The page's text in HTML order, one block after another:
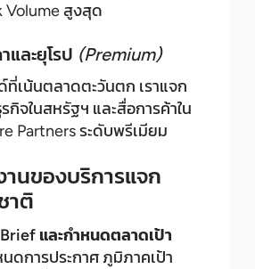
Volume สูงสุด
และยุโรป (Premium)
เน้นตลาดตะวันตก เราแจก
กิจในสหรัฐฯ และสื่อการค้าใน
Partners ระดับพรีเมียม
านของบริการแจก
าติ
และกำหนดตลาดเป้า
นดการประกาศ ภูมิภาคเป้า